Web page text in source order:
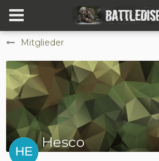
Mitglieder
Hesco